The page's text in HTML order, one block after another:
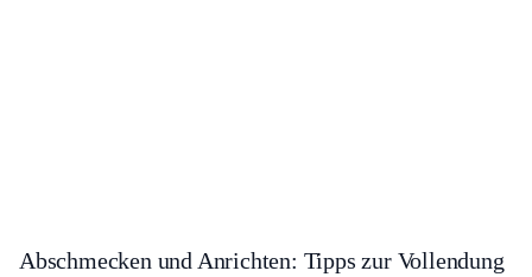
Abschmecken und Anrichten: Tipps zur Vollendung